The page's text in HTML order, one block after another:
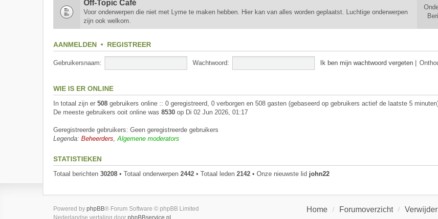
Off-Topic Café
Voor onderwerpen die niet met Lyme te maken hebben. Hier kan van alles worden geplaatst. Luchtige onderwerpen
zijn ook welkom.
AANMELDEN • REGISTREER
Gebruikersnaam: Wachtwoord: Ik ben mijn wachtwoord vergeten
WIE IS ER ONLINE
In totaal zijn er 508 gebruikers online :: 0 geregistreerd, 0 verborgen en 508 gasten (gebaseerd op gebruikers actief de laatste 5
De meeste gebruikers ooit online was 8530 op Di 02 Jun 2026, 01:17
Geregistreerde gebruikers: Geen geregistreerde gebruikers
Legenda: Beheerders,Algemene moderators
STATISTIEKEN
Totaal berichten 30208 • Totaal onderwerpen 2442 • Totaal leden 2142 • Onze nieuwste lid john22
Home Forumoverzicht
Powered by phpBB® Forum Software © phpBB Limited
Nederlandse vertaling door phpBBservice.nl